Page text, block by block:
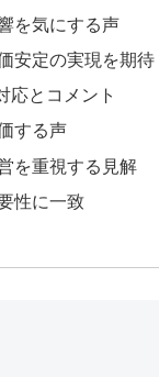
を気にする声
安定の実現を期待
応とコメント
する声
を重視する見解
性に一致